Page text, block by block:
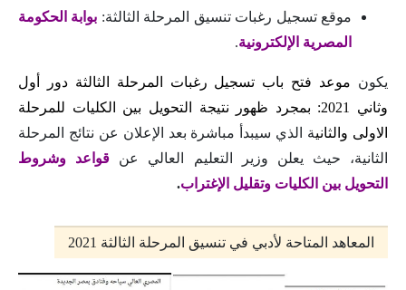
موقع تسجيل رغبات تنسيق المرحلة الثالثة: بوابة الحكومة
المصرية الإلكترونية.
يكون موعد فتح باب تسجيل رغبات المرحلة الثالثة دور أول
وثاني 2021: بمجرد ظهور نتيجة التحويل بين الكليات للمرحلة
الاولى والثانية الذي سيبدأ مباشرة بعد الإعلان عن نتائج المرحلة
الثانية، حيث يعلن وزير التعليم العالي عن قواعد وشروط
التحويل بين الكليات وتقليل الإغتراب.
المعاهد المتاحة لأدبي في تنسيق المرحلة الثالثة 2021